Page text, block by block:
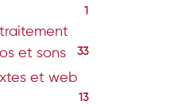
1
et sons
33
et web
13